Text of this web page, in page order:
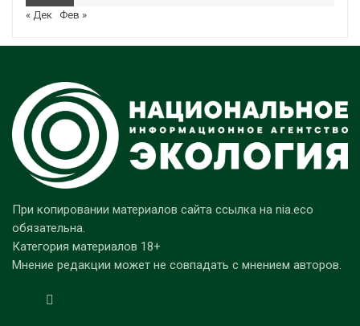
« Дек Фев »
При копировании материалов сайта ссылка на nia.eco
обязательна.
Категория материалов 18+
Мнение редакции может не совпадать с мнением авторов.